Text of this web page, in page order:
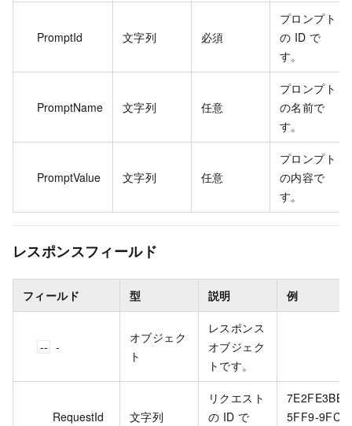
PromptId 文字列 必須
プロンプト
の ID で
す。
PromptName 文字列 任意
プロンプト
の名前で
す。
PromptValue 文字列 任意
プロンプト
の内容で
す。
レスポンスフィールド
フィールド 型 説明 例
- -
オブジェク
ト
レスポンス
オブジェク
トです。
RequestId 文字列
リクエスト
の ID で
7E2FE3BB-
5FF9-9FC5-